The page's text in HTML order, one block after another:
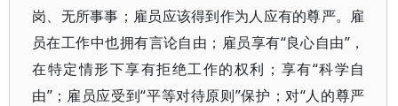
岗、无所事事；雇员应该得到作为人应有的尊严。雇
员在工作中也拥有言论自由；雇员享有“良心自由”，
在特定情形下享有拒绝工作的权利；享有“科学自
由”；雇员应受到“平等对待原则”保护；对“人的尊严